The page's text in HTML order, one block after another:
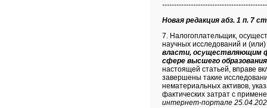
Новая редакция абз. 1 п. 7
7. Налогоплательщик,
научных исследований и
власти, осуществляющим
сфере высшего
настоящей статьей, вправе
завершены такие
нематериальных активов,
фактических затрат с
интернет-портале